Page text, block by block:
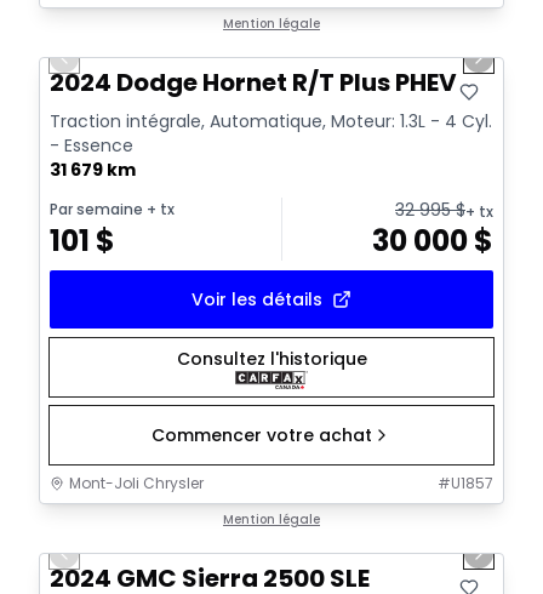
Mention légale
Previous slide Next
2024 Dodge Hornet R/T Plus PHEV
Traction intégrale, Automatique, Moteur: 1.3L - 4 Cyl.
- Essence
31 679 km
Par semaine + tx
101 $
32 995$+ tx
30 000$
Voir les détails
Consultez l'historique
Commencer votre achat
Mont-Joli Chrysler #U1857
Mention légale
Vidéo disponible
Previous slide Next
2024 GMC Sierra 2500 SLE